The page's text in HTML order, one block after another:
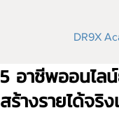
DR9X
5 อาชีพออนไ
สร้างรายได้จริ